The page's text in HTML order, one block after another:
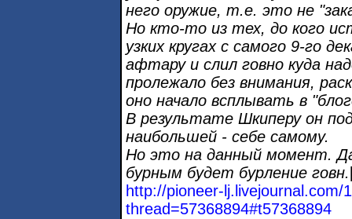
него оружие, т.е. это не
Но кто-то из тех, до кого
узких кругах с самого 9-го
афтару и слил говно куда
пролежало без внимания,
оно начало всплывать в
В результате Шкиперу он
наибольшей - себе самому.
Но это на данный момент.
бурным будет бурление говн.
http://pioneer-lj.livejournal.com/
thread=57368894#t57368894